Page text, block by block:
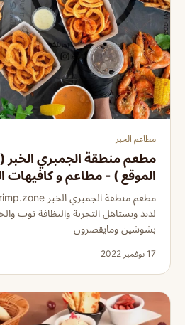
مطاعم الخبر
مطعم منطقة الجمبري الخبر (
الموقع ) - مطاعم و كافيهات
لذيذ ويستاهل التجربة والنظافة توب
بشوشين ومايقصرون
17 نوفمبر 2022